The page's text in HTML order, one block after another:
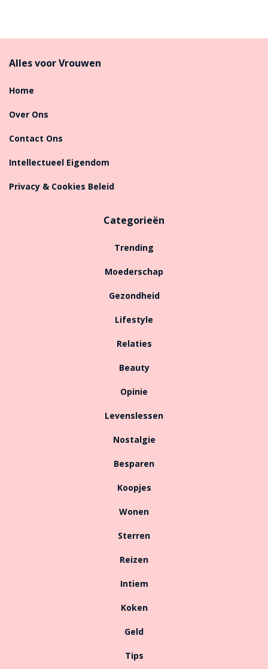
Alles voor Vrouwen
Home
Over Ons
Contact Ons
Intellectueel Eigendom
Privacy & Cookies Beleid
Categorieën
Trending
Moederschap
Gezondheid
Lifestyle
Relaties
Beauty
Opinie
Levenslessen
Nostalgie
Besparen
Koopjes
Wonen
Sterren
Reizen
Intiem
Koken
Geld
Tips